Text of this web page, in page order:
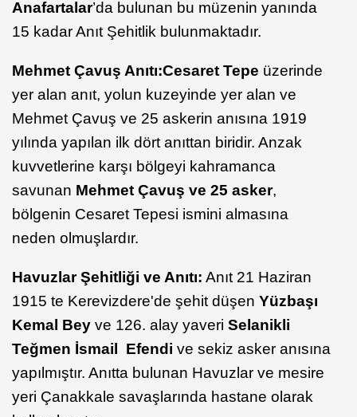
Anafartalar’da bulunan bu müzenin yanında
15 kadar Anıt Şehitlik bulunmaktadır.
Mehmet Çavuş Anıtı:Cesaret Tepe üzerinde
yer alan anıt, yolun kuzeyinde yer alan ve
Mehmet Çavuş ve 25 askerin anısına 1919
yılında yapılan ilk dört anıttan biridir. Anzak
kuvvetlerine karşı bölgeyi kahramanca
savunan Mehmet Çavuş ve 25 asker,
bölgenin Cesaret Tepesi ismini almasına
neden olmuşlardır.
Havuzlar Şehitliği ve Anıtı: Anıt 21 Haziran
1915 te Kerevizdere'de şehit düşen Yüzbaşı
Kemal Bey ve 126. alay yaveri Selanikli
Teğmen İsmail Efendi ve sekiz asker anısına
yapılmıştır. Anıtta bulunan Havuzlar ve mesire
yeri Çanakkale savaşlarında hastane olarak